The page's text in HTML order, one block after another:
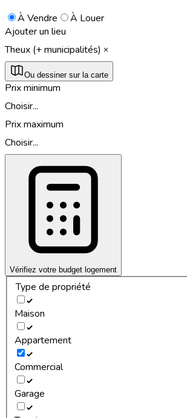
À Vendre
À Louer
Ajouter un lieu
Theux (+ municipalités)
Ou dessiner sur la carte
Prix minimum
Choisir...
Prix maximum
Choisir...
Vérifiez votre budget logement
Type de propriété
Maison
Appartement
Commercial
Garage